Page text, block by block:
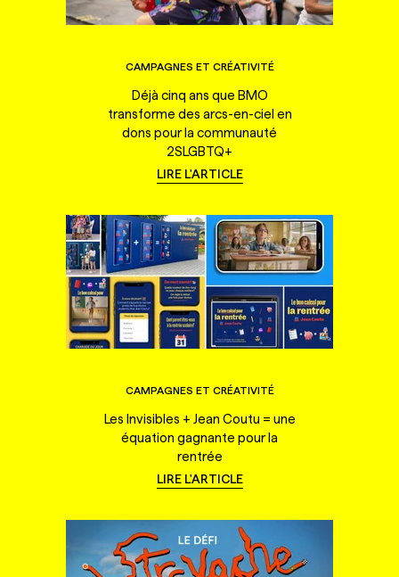
CAMPAGNES ET CRÉATIVITÉ
Déjà cinq ans que BMO
transforme des arcs-en-ciel en
dons pour la communauté
2SLGBTQ+
LIRE L'ARTICLE
CAMPAGNES ET CRÉATIVITÉ
Les Invisibles + Jean Coutu = une
équation gagnante pour la
rentrée
LIRE L'ARTICLE